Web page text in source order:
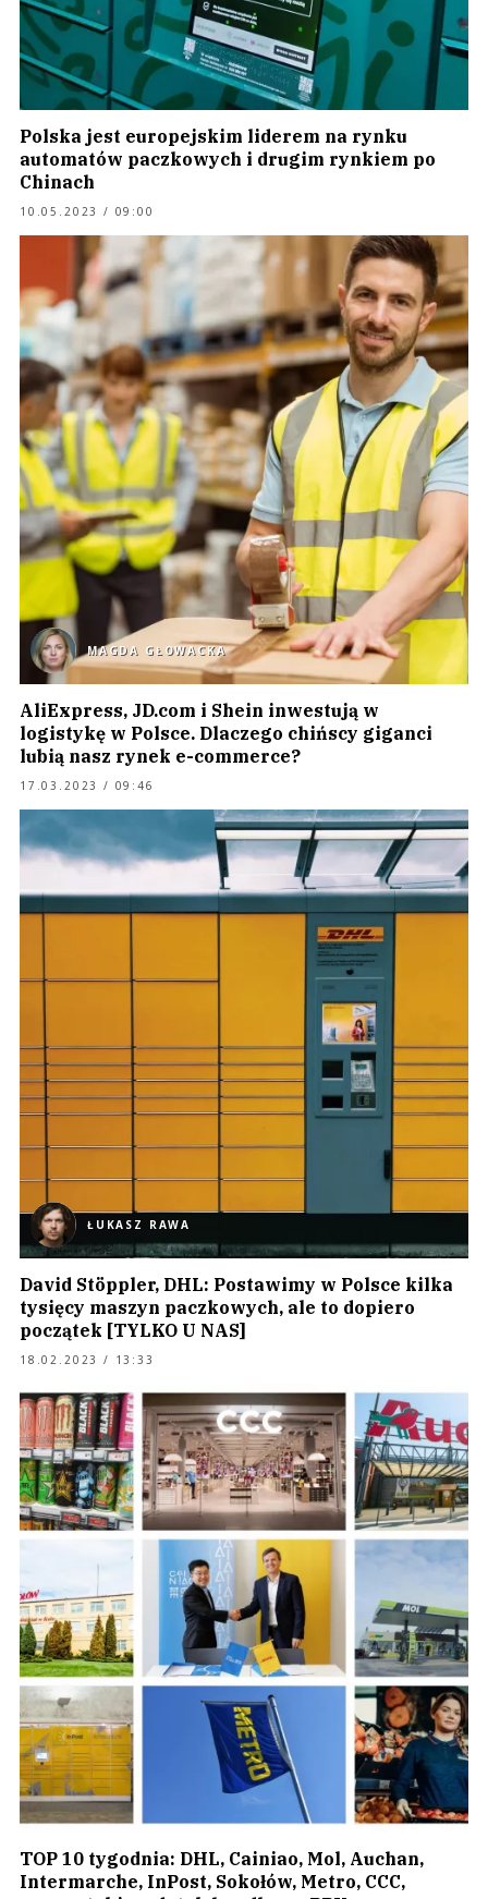
Polska jest europejskim liderem na rynku
automatów paczkowych i drugim rynkiem po
Chinach
10.05.2023 / 09:00
MAGDA GŁOWACKA
AliExpress, JD.com i Shein inwestują w
logistykę w Polsce. Dlaczego chińscy giganci
lubią nasz rynek e-commerce?
17.03.2023 / 09:46
ŁUKASZ RAWA
David Stöppler, DHL: Postawimy w Polsce kilka
tysięcy maszyn paczkowych, ale to dopiero
początek [TYLKO U NAS]
18.02.2023 / 13:33
TOP 10 tygodnia: DHL, Cainiao, Mol, Auchan,
Intermarche, InPost, Sokołów, Metro, CCC,